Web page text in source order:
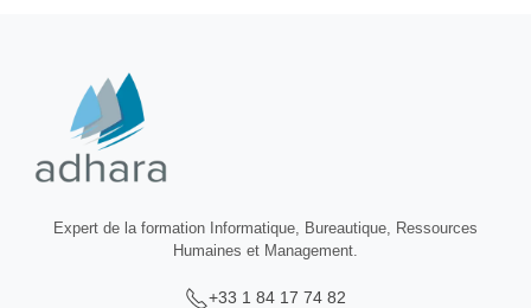
Expert de la formation Informatique, Bureautique, Ressources
Humaines et Management.
+33 1 84 17 74 82